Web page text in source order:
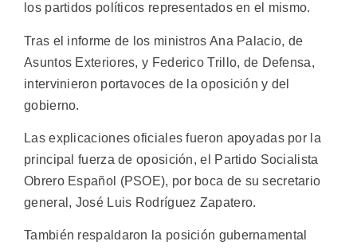
los partidos políticos representados en el mismo.
Tras el informe de los ministros Ana Palacio, de
Asuntos Exteriores, y Federico Trillo, de Defensa,
intervinieron portavoces de la oposición y del
gobierno.
Las explicaciones oficiales fueron apoyadas por la
principal fuerza de oposición, el Partido Socialista
Obrero Español (PSOE), por boca de su secretario
general, José Luis Rodríguez Zapatero.
También respaldaron la posición gubernamental